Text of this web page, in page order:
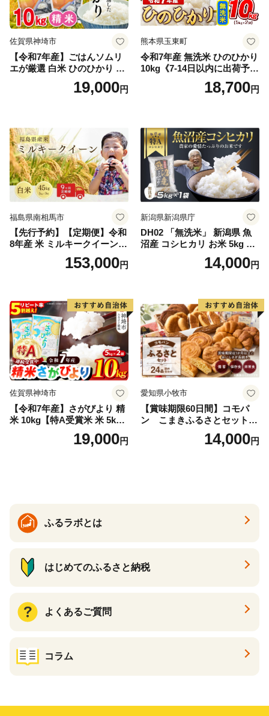
佐賀県神埼市
【令和7年産】ごはんソムリ
エが厳選 白米 ひのひかり 10
米 10kg 5kg×2 ひのひかり ブ
19,000円
熊本県玉東町
令和7年産 無洗米 ひのひかり
10kg《7-14日以内に出荷予定
(土日祝除く)》コメ 米 無洗米
令和7年産 高レビュー｜人気
18,700円
福島県南相馬市
【先行予約】【定期便】令和
8年産 米 ミルキークイーン
白米 45kg (5kg×9回) | ミルキ
ークイーン 米5kg 福島 福島
福島県 南相馬市 cu006-ae
153,000円
新潟県新潟県庁
DH02 「無洗米」 新潟県 魚
沼産 コシヒカリ お米 5kg こ
しひかり 精米 米（お米の美
味しい炊き方ガイド付き）
14,000円
佐賀県神埼市
【令和7年産】さがびより 精
米 10kg【特A受賞米 米 5kg×
2袋 お米 コメ こめ 国産 美味
しい ブランド米 人気 ランキ
19,000円
愛知県小牧市
【賞味期限60日間】コモパ
ン こまきふるさとセット
（24個入り）／災害用備蓄
保存食 非常食 防災グッズに
14,000円
ふるラボとは
はじめてのふるさと納税
よくあるご質問
コラム